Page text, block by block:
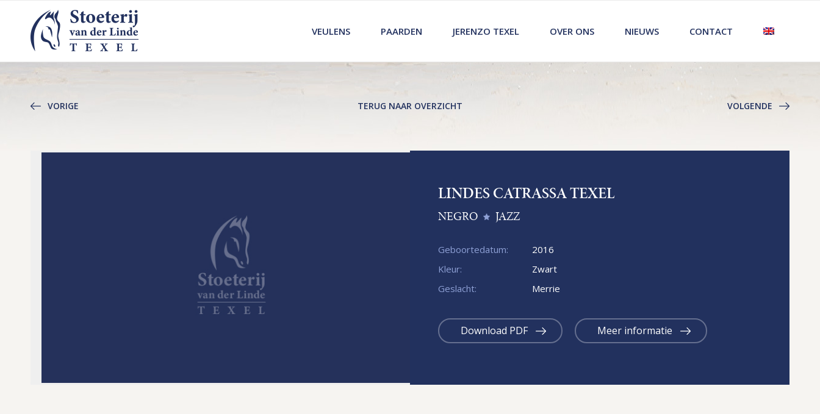
VEULENS PAARDEN JERENZO TEXEL OVER ONS NIEUWS CONTACT
VORIGE TERUG NAAR OVERZICHT VOLGENDE
LINDES CATRASSA TEXEL
NEGRO JAZZ
Geboortedatum:
2016
Kleur:
Zwart
Geslacht:
Merrie
Download PDF Meer informatie